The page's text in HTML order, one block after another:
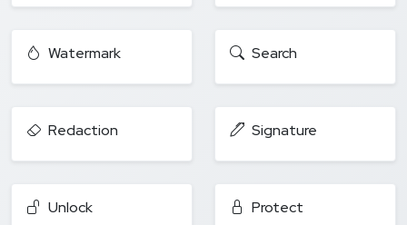
Watermark Search
Redaction Signature
Unlock Protect